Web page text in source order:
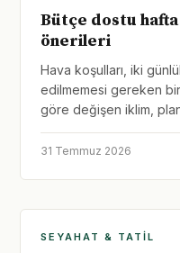
Bütçe dostu hafta
önerileri
Hava koşulları, iki
edilmemesi gereken
göre değişen iklim,
31 Temmuz 2026
SEYAHAT & TATIL